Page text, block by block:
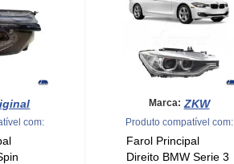
com:
Marca: ZKW
Produto compatível com:
Farol Principal
Direito BMW Serie 3